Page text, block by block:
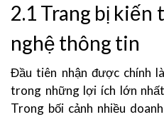
2.1 Trang bị kiến
nghệ thông tin
Đầu tiên nhận được chính
trong những lợi ích lớn
Trong bối cảnh nhiều